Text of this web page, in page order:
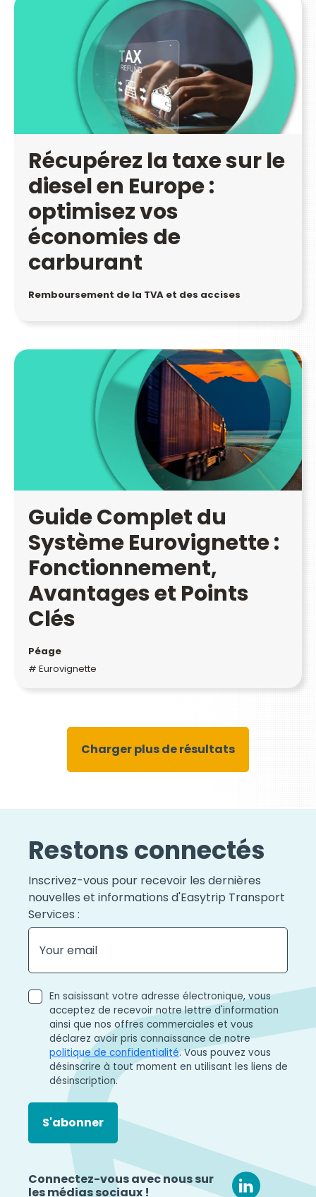
Récupérez la taxe sur le
diesel en Europe :
optimisez vos
économies de
carburant
Remboursement de la TVA et des accises
Guide Complet du
Système Eurovignette :
Fonctionnement,
Avantages et Points
Clés
Péage
# Eurovignette
Charger plus de résultats
Restons connectés
Inscrivez-vous pour recevoir les dernières
nouvelles et informations d'Easytrip Transport
Services :
En saisissant votre adresse électronique, vous
acceptez de recevoir notre lettre d'information
ainsi que nos offres commerciales et vous
déclarez avoir pris connaissance de notre
politique de confidentialité. Vous pouvez vous
désinscrire à tout moment en utilisant les liens de
désinscription.
Connectez-vous avec nous sur
les médias sociaux !